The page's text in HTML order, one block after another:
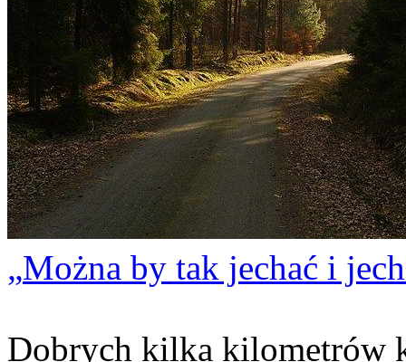
Można by tak jechać i
Dobrych kilka kilometrów